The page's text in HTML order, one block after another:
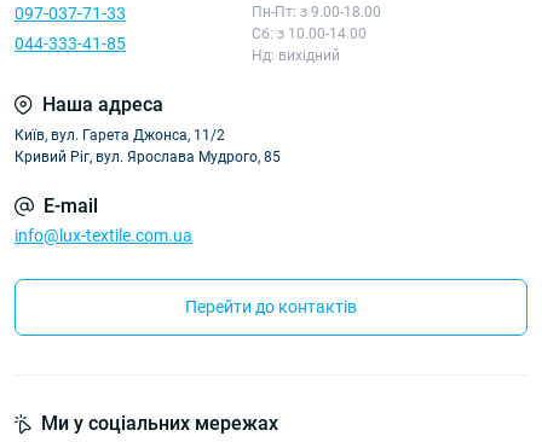
097-037-71-33
044-333-41-85
Пн-Пт: з 9.00-18.00
Сб: з 10.00-14.00
Нд: вихідний
Наша адреса
Київ, вул. Гарета Джонса, 11/2
Кривий Ріг, вул. Ярослава Мудрого, 85
E-mail
info@lux-textile.com.ua
Перейти до контактів
Ми у соціальних мережах